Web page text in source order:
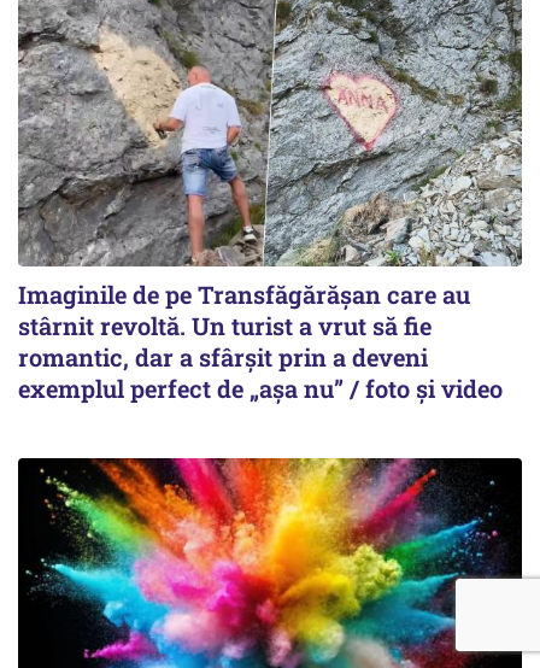
Imaginile de pe Transfăgărășan care au
stârnit revoltă. Un turist a vrut să fie
romantic, dar a sfârșit prin a deveni
exemplul perfect de „așa nu” / foto și video